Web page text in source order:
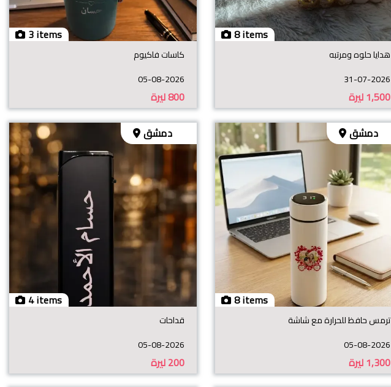
8 items
هدايا حلوه ومرتبه
31-07-2026
ليرة1,500
3 items
كاسات فاكيوم
05-08-2026
ليرة800
8 items
دمشق
ترمس حافظ للحرارة مع شاشة
05-08-2026
ليرة1,300
4 items
دمشق
قداحات
05-08-2026
ليرة200